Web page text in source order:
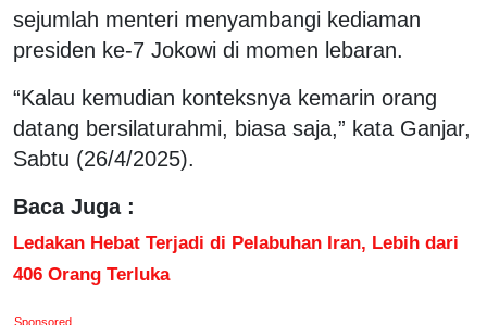
sejumlah menteri menyambangi kediaman
presiden ke-7 Jokowi di momen lebaran.
“Kalau kemudian konteksnya kemarin orang
datang bersilaturahmi, biasa saja,” kata Ganjar,
Sabtu (26/4/2025).
Baca Juga :
Ledakan Hebat Terjadi di Pelabuhan Iran, Lebih dari
406 Orang Terluka
Sponsored